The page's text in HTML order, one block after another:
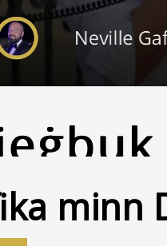
minn